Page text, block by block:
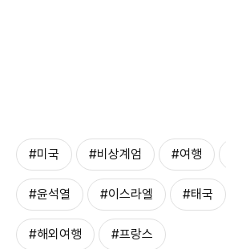
#미국 #비상계엄 #여행
#윤석열 #이스라엘 #태국
#해외여행 #프랑스